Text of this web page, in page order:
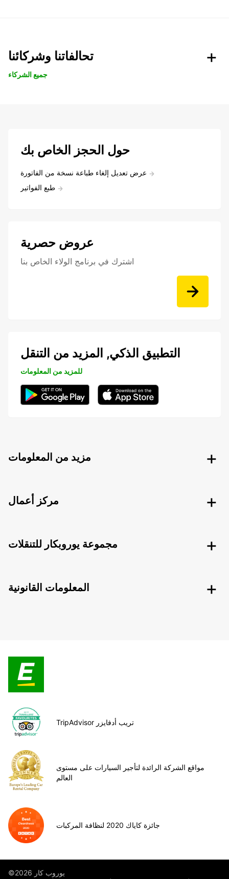
تحالفاتنا وشركائنا
جميع الشركاء
حول الحجز الخاص بك
عرض تعديل إلغاء طباعة نسخة من الفاتورة
طبع الفواتير
عروض حصرية
اشترك في برنامج الولاء الخاص بنا
التطبيق الذكي, المزيد من التنقل
للمزيد من المعلومات
مزيد من المعلومات
مركز أعمال
مجموعة يوروبكار للتنقلات
المعلومات القانونية
TripAdvisor تريب أدفايزر
مواقع الشركة الرائدة لتأجير السيارات على مستوى
العالم
جائزة كاياك 2020 لنظافة المركبات
©يوروب كار 2026